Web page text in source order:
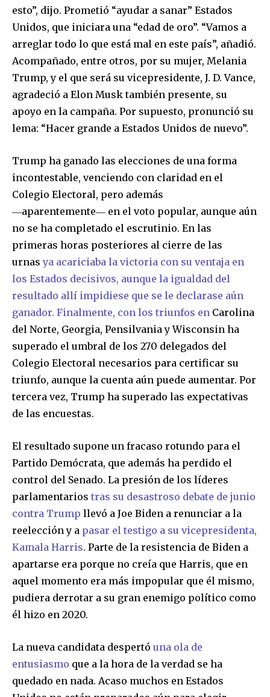
SUBSCRIBERS and be part of the
conversation.
To subscribe, simply enter your email address on our website
or click the subscribe button below. Don't worry, we respect
your privacy and won't spam your inbox. Your information is
safe with us.
Privacy Policy
esto”, dijo. Prometió “ayudar a sanar” Estados
Unidos, que iniciara una “edad de oro”. “Vamos a
arreglar todo lo que está mal en este país”, añadió.
Acompañado, entre otros, por su mujer, Melania
Trump, y el que será su vicepresidente, J. D. Vance,
agradeció a Elon Musk también presente, su
apoyo en la campaña. Por supuesto, pronunció su
lema: “Hacer grande a Estados Unidos de nuevo”.
Trump ha ganado las elecciones de una forma
incontestable, venciendo con claridad en el
Colegio Electoral, pero además
―aparentemente― en el voto popular, aunque aún
no se ha completado el escrutinio. En las
primeras horas posteriores al cierre de las
urnasya acariciaba la victoria con su ventaja en
los Estados decisivos, aunque la igualdad del
resultado allí impidiese que se le declarase aún
ganador. Finalmente, con los triunfos en Carolina
del Norte, Georgia, Pensilvania y Wisconsin ha
superado el umbral de los 270 delegados del
Colegio Electoral necesarios para certificar su
triunfo, aunque la cuenta aún puede aumentar. Por
tercera vez, Trump ha superado las expectativas
de las encuestas.
El resultado supone un fracaso rotundo para el
Partido Demócrata, que además ha perdido el
control del Senado. La presión de los líderes
parlamentarios tras su desastroso debate de junio
contra Trump llevó a Joe Biden a renunciar a la
reelección y a pasar el testigo a su vicepresidenta,
Kamala Harris. Parte de la resistencia de Biden a
apartarse era porque no creía que Harris, que en
aquel momento era más impopular que él mismo,
pudiera derrotar a su gran enemigo político como
él hizo en 2020.
La nueva candidata despertó una ola de
entusiasmo que a la hora de la verdad se ha
quedado en nada. Acaso muchos en Estados